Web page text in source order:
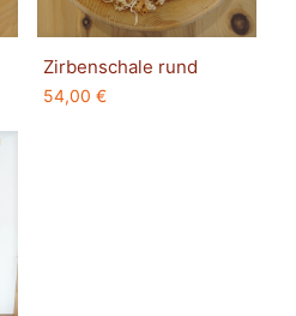
Zirbenschale rund
54,00 €